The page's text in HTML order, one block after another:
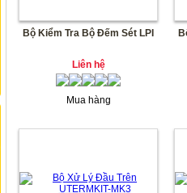
Bộ Kiểm Tra Bộ Đếm Sét LPI
Liên hệ
Mua hàng